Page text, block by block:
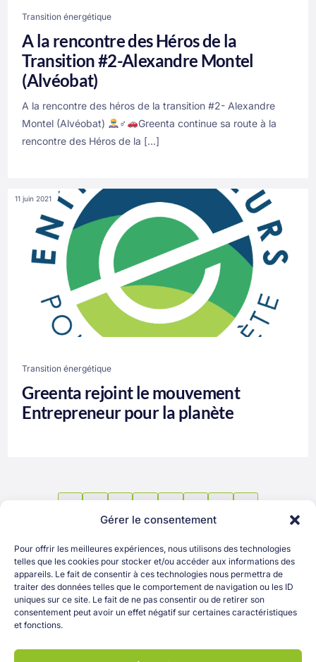
Gérer le consentement
Pour offrir les meilleures expériences, nous utilisons des technologies
telles que les cookies pour stocker et/ou accéder aux informations des
appareils. Le fait de consentir à ces technologies nous permettra de
traiter des données telles que le comportement de navigation ou les ID
uniques sur ce site. Le fait de ne pas consentir ou de retirer son
consentement peut avoir un effet négatif sur certaines caractéristiques
et fonctions.
Transition énergétique
A la rencontre des Héros de la
Transition #2-Alexandre Montel
(Alvéobat)
A la rencontre des héros de la transition #2- Alexandre
Montel (Alvéobat)
‍♂‍
Greenta continue sa route à la
rencontre des Héros de la […]
11 juin 2021
Transition énergétique
Greenta rejoint le mouvement
Entrepreneur pour la planète
OK